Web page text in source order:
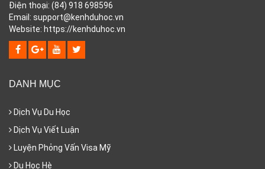
Điện thoại: (84) 918 698596
Email: support@kenhduhoc.vn
Website: https://kenhduhoc.vn
DANH MỤC
Dịch Vụ Du Học
Dịch Vụ Viết Luận
Luyện Phỏng Vấn Visa Mỹ
Du Học Hè